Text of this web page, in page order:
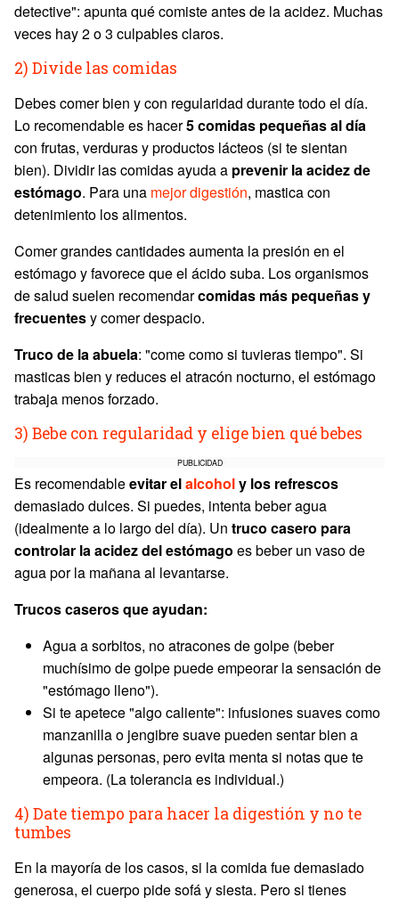
detective": apunta qué comiste antes de la acidez. Muchas
veces hay 2 o 3 culpables claros.
2) Divide las comidas
Debes comer bien y con regularidad durante todo el día.
Lo recomendable es hacer5 comidas pequeñas al día
con frutas, verduras y productos lácteos (si te sientan
bien). Dividir las comidas ayuda a prevenir la acidez de
estómago. Para una mejor digestión, mastica con
detenimiento los alimentos.
Comer grandes cantidades aumenta la presión en el
estómago y favorece que el ácido suba. Los organismos
de salud suelen recomendarcomidas más pequeñas y
frecuentesy comer despacio.
Truco de la abuela: "come como si tuvieras tiempo". Si
masticas bien y reduces el atracón nocturno, el estómago
trabaja menos forzado.
3) Bebe con regularidad y elige bien qué bebes
PUBLICIDAD
Es recomendableevitar elalcoholy los refrescos
demasiado dulces. Si puedes, intenta beber agua
(idealmente a lo largo del día). Un truco casero para
controlar la acidez del estómago es beber un vaso de
agua por la mañana al levantarse.
Trucos caseros que ayudan:
Agua a sorbitos, no atracones de golpe (beber
muchísimo de golpe puede empeorar la sensación de
"estómago lleno").
Si te apetece "algo caliente": infusiones suaves como
manzanilla o jengibre suave pueden sentar bien a
algunas personas, pero evita menta si notas que te
empeora. (La tolerancia es individual.)
4) Date tiempo para hacer la digestión y no te
tumbes
En la mayoría de los casos, si la comida fue demasiado
generosa, el cuerpo pide sofá y siesta. Pero si tienes